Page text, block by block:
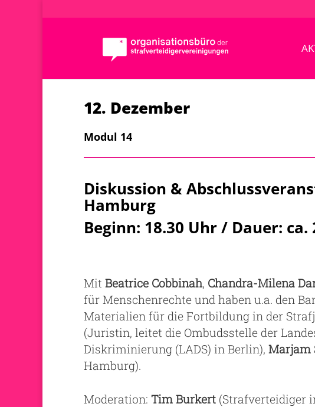
12. Dezember
Modul 14
Diskussion &
Hamburg
Beginn: 18.30 Uhr / Dauer: ca.
Mit Beatrice Cobbinah, Chandra-Milena
für Menschenrechte und haben u.a. den
Materialien für die Fortbildung in der
(Juristin, leitet die Ombudsstelle der
Diskriminierung (LADS) in Berlin), Marjam
Hamburg).
Moderation: Tim Burkert (Strafverteidiger